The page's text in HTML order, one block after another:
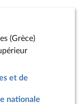
(Grèce)
et de
nationale